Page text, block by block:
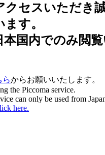
クセスいただき
す。
本国内でのみ閲
らからお願いいたします。
the Piccoma service.
can only be used from
here.